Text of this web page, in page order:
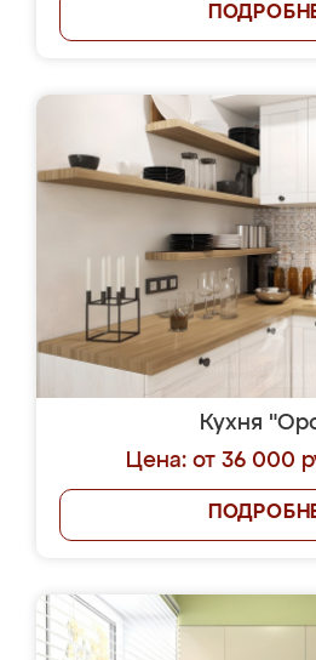
Кухня
Цена: от 36 000